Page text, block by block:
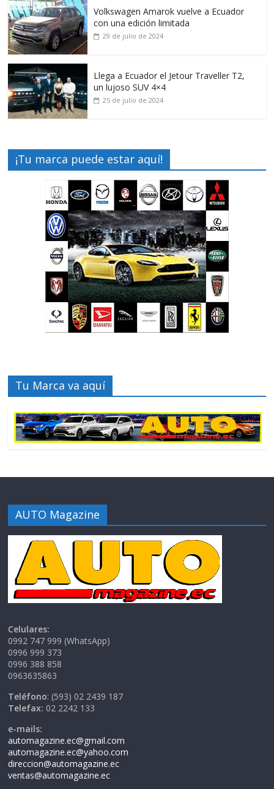
Volkswagen Amarok vuelve a Ecuador
con una edición limitada
29 de julio de 2024
Llega a Ecuador el Jetour Traveller T2,
un lujoso SUV 4×4
25 de julio de 2024
¡Tu marca puede estar aquí!
Tu Marca va aquí
AUTO Magazine
Celulares:
0992 747 999 (WhatsApp)
0996 999 373
0996 388 858
0963635863
Teléfono: (593) 02 2439 187
Telefax: 02 2242 133
e-mails:
automagazine.ec@gmail.com
automagazine.ec@yahoo.com
direccion@automagazine.ec
ventas@automagazine.ec